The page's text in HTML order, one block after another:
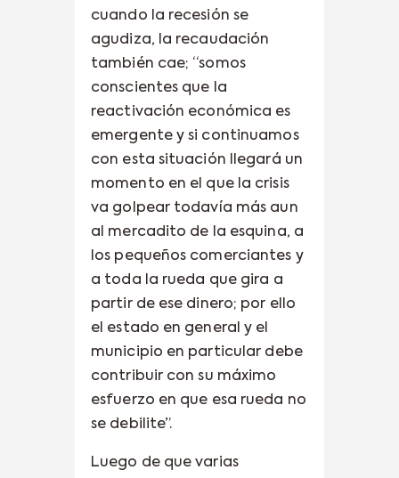
cuando la recesión se
agudiza, la recaudación
también cae; “somos
conscientes que la
reactivación económica es
emergente y si continuamos
con esta situación llegará un
momento en el que la crisis
va golpear todavía más aun
al mercadito de la esquina, a
los pequeños comerciantes y
a toda la rueda que gira a
partir de ese dinero; por ello
el estado en general y el
municipio en particular debe
contribuir con su máximo
esfuerzo en que esa rueda no
se debilite”.
Luego de que varias